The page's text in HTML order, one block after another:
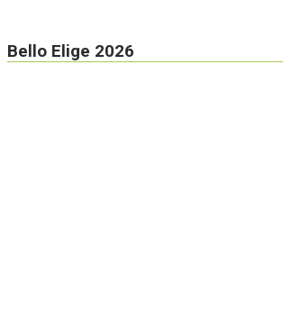
Bello Elige 2026